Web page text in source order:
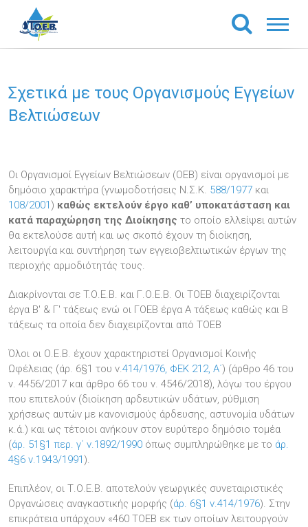
Σχετικά με τους Οργανισμούς Εγγείων
Βελτιώσεων
Οι Οργανισμοί Εγγείων Βελτιώσεων (ΟΕΒ) είναι οργανισμοί με
δημόσιο χαρακτήρα (γνωμοδοτήσεις Ν.Σ.Κ. 588/1977 και
108/2001) καθώς εκτελούν έργο καθ’ υποκατάσταση και
κατά παραχώρηση της Διοίκησης το οποίο ελλείψει αυτών
θα εκτελούσε αυτή και ως σκοπό έχουν τη διοίκηση,
λειτουργία και συντήρηση των εγγειοβελτιωτικών έργων της
περιοχής αρμοδιότητάς τους.
Διακρίνονται σε T.Ο.Ε.Β. και Γ.Ο.Ε.Β. Οι ΤΟΕΒ διαχειρίζονται
έργα Β' & Γ' τάξεως ενώ οι ΓΟΕΒ έργα Α τάξεως καθώς και Β
τάξεως τα οποία δεν διαχειρίζονται από ΤΟΕΒ
Όλοι οι Ο.Ε.Β. έχουν χαρακτηριστεί Οργανισμοί Κοινής
Ωφέλειας (άρ. 6§1 του ν.414/1976, ΦΕΚ 212, Α΄) (άρθρο 46 του
ν. 4456/2017 και άρθρο 66 του ν. 4546/2018), λόγω του έργου
που επιτελούν (διοίκηση αρδευτικών υδάτων, ρύθμιση
χρήσεως αυτών με κανονισμούς άρδευσης, αστυνομία υδάτων
κ.ά.) και ως τέτοιοι ανήκουν στον ευρύτερο δημόσιο τομέα
(άρ. 51§1 περ. γ΄ ν.1892/1990 όπως συμπληρώθηκε με το άρ.
4§6 ν.1943/1991).
Επιπλέον, οι Τ.Ο.Ε.Β. αποτελούν γεωργικές συνεταιριστικές
Οργανώσεις αναγκαστικής μορφής (άρ. 6§1 ν.414/1976). Στην
επικράτεια υπάρχουν «460 ΤΟΕΒ εκ των οποίων λειτουργούν